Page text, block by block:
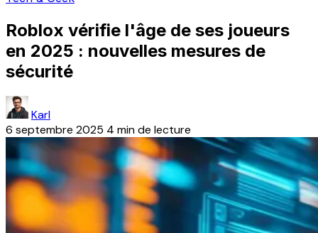
Roblox vérifie l'âge de ses joueurs
en 2025 : nouvelles mesures de
sécurité
Karl
6 septembre 2025 4 min de lecture